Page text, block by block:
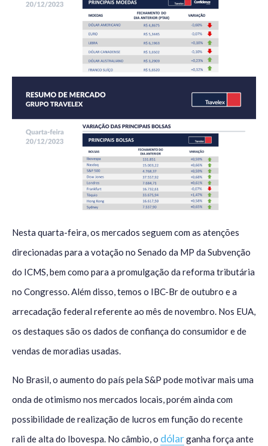
Nesta quarta-feira, os mercados seguem com as atenções
direcionadas para a votação no Senado da MP da Subvenção
do ICMS, bem como para a promulgação da reforma tributária
no Congresso. Além disso, temos o IBC-Br de outubro e a
arrecadação federal referente ao mês de novembro. Nos EUA,
os destaques são os dados de confiança do consumidor e de
vendas de moradias usadas.
No Brasil, o aumento do país pela S&P pode motivar mais uma
onda de otimismo nos mercados locais, porém ainda com
possibilidade de realização de lucros em função do recente
rali de alta do Ibovespa. No câmbio, o dólarganha força ante